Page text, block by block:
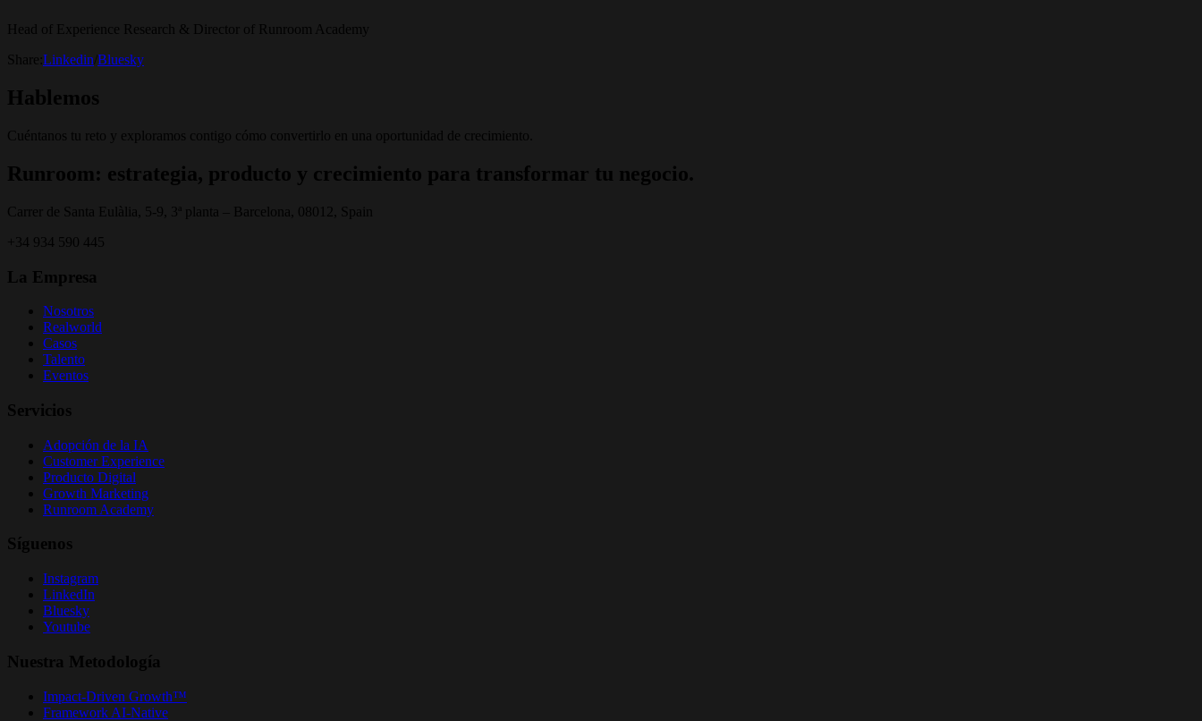
Head of Experience Research & Director of Runroom Academy
Share: Linkedin Bluesky
Hablemos
Cuéntanos tu reto y exploramos contigo cómo convertirlo en una oportunidad de crecimiento.
Runroom: estrategia, producto y crecimiento para transformar tu negocio.
Carrer de Santa Eulàlia, 5-9, 3ª planta – Barcelona, 08012, Spain
+34 934 590 445
La Empresa
Nosotros
Realworld
Casos
Talento
Eventos
Servicios
Adopción de la IA
Customer Experience
Producto Digital
Growth Marketing
Runroom Academy
Síguenos
Instagram
LinkedIn
Bluesky
Youtube
Nuestra Metodología
Impact-Driven Growth™
Framework AI-Native